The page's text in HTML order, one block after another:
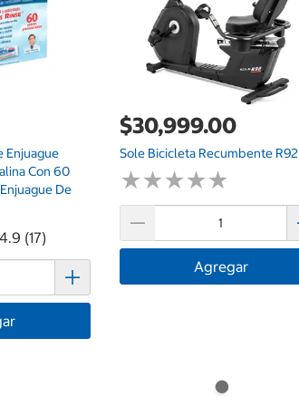
Enjuague
Con 60
De
4.9 (17)
$30,999.00
Sole Bicicleta Recumbente R92
★★★★★
★★★★★
Agregar